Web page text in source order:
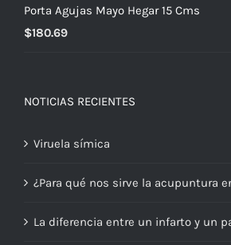
Porta Agujas Mayo Hegar 15 Cms
$180.69
NOTICIAS RECIENTES
Viruela símica
¿Para qué nos sirve la acupuntura
La diferencia entre un infarto y un